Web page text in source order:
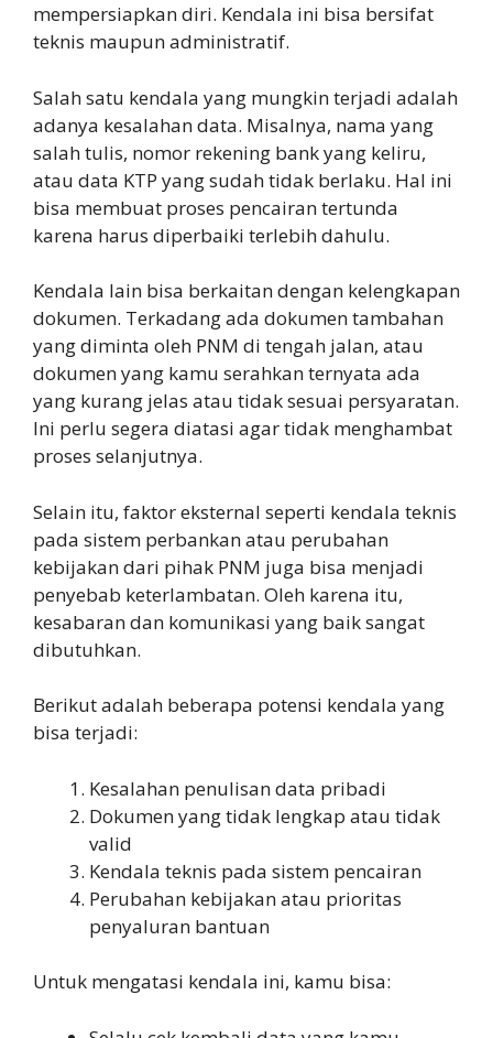
mempersiapkan diri. Kendala ini bisa bersifat
teknis maupun administratif.
Salah satu kendala yang mungkin terjadi adalah
adanya kesalahan data. Misalnya, nama yang
salah tulis, nomor rekening bank yang keliru,
atau data KTP yang sudah tidak berlaku. Hal ini
bisa membuat proses pencairan tertunda
karena harus diperbaiki terlebih dahulu.
Kendala lain bisa berkaitan dengan kelengkapan
dokumen. Terkadang ada dokumen tambahan
yang diminta oleh PNM di tengah jalan, atau
dokumen yang kamu serahkan ternyata ada
yang kurang jelas atau tidak sesuai persyaratan.
Ini perlu segera diatasi agar tidak menghambat
proses selanjutnya.
Selain itu, faktor eksternal seperti kendala teknis
pada sistem perbankan atau perubahan
kebijakan dari pihak PNM juga bisa menjadi
penyebab keterlambatan. Oleh karena itu,
kesabaran dan komunikasi yang baik sangat
dibutuhkan.
Berikut adalah beberapa potensi kendala yang
bisa terjadi:
Kesalahan penulisan data pribadi
Dokumen yang tidak lengkap atau tidak
valid
Kendala teknis pada sistem pencairan
Perubahan kebijakan atau prioritas
penyaluran bantuan
Untuk mengatasi kendala ini, kamu bisa: